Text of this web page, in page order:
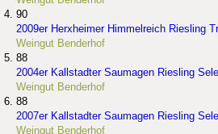
90
2009er Herxheimer Himmelreich Riesling
Weingut Benderhof
88
2004er Kallstadter Saumagen Riesling
Weingut Benderhof
88
2007er Kallstadter Saumagen Riesling
Weingut Benderhof